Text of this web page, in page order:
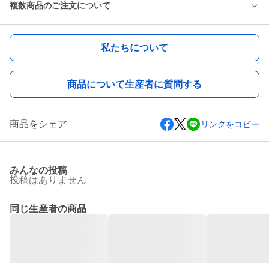
複数商品のご注文について
私たちについて
商品について生産者に質問する
商品をシェア リンクをコピー
みんなの投稿
投稿はありません
同じ生産者の商品